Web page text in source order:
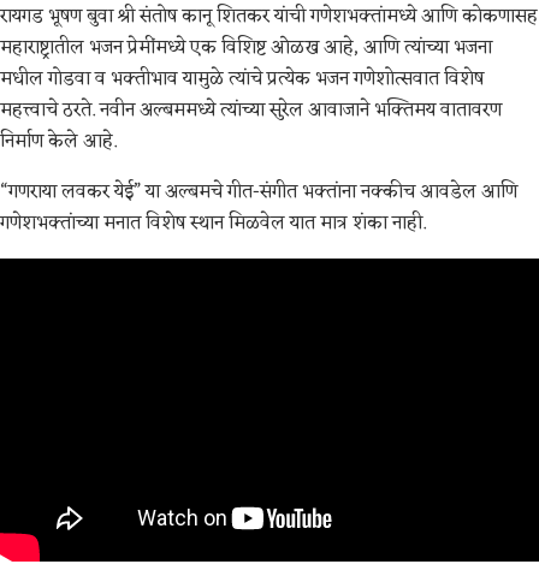
रायगड भूषण बुवा श्री संतोष कानू शितकर यांची गणेशभक्तांमध्ये आणि कोकणासह
महाराष्ट्रातील भजन प्रेमींमध्ये एक विशिष्ट ओळख आहे, आणि त्यांच्या भजना
मधील गोडवा व भक्तीभाव यामुळे त्यांचे प्रत्येक भजन गणेशोत्सवात विशेष
महत्त्वाचे ठरते. नवीन अल्बममध्ये त्यांच्या सुरेल आवाजाने भक्तिमय वातावरण
निर्माण केले आहे.
“गणराया लवकर येई” या अल्बमचे गीत-संगीत भक्तांना नक्कीच आवडेल आणि
गणेशभक्तांच्या मनात विशेष स्थान मिळवेल यात मात्र शंका नाही.